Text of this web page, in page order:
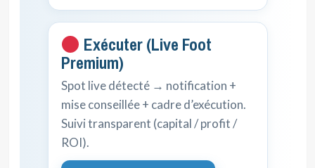
Exécuter (Live Foot
Premium)
Spot live détecté → notification +
mise conseillée + cadre d’exécution.
Suivi transparent (capital / profit /
ROI).